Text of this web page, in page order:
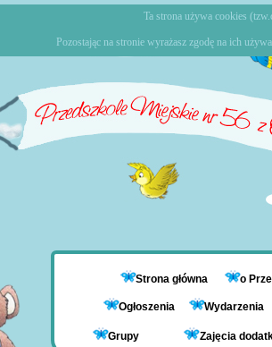
Strona główna o
Ogłoszenia Wydarzenia
Grupy Zajęcia
Ta strona używa cookies
Pozostając na stronie wyrażasz zgodę na ich